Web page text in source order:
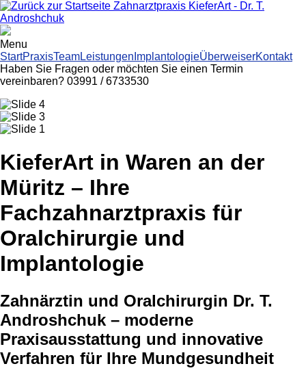
Zahnarztpraxis KieferArt - Dr. T.
Androshchuk
Menu
StartPraxisTeamLeistungen ImplantologieÜberweiserKontakt
Haben Sie Fragen oder möchten Sie einen Termin
vereinbaren? 03991 / 6733530
KieferArt in Waren an der
Müritz – Ihre
Fachzahnarztpraxis für
Oralchirurgie und
Implantologie
Zahnärztin und Oralchirurgin Dr. T.
Androshchuk – moderne
Praxisausstattung und innovative
Verfahren für Ihre Mundgesundheit